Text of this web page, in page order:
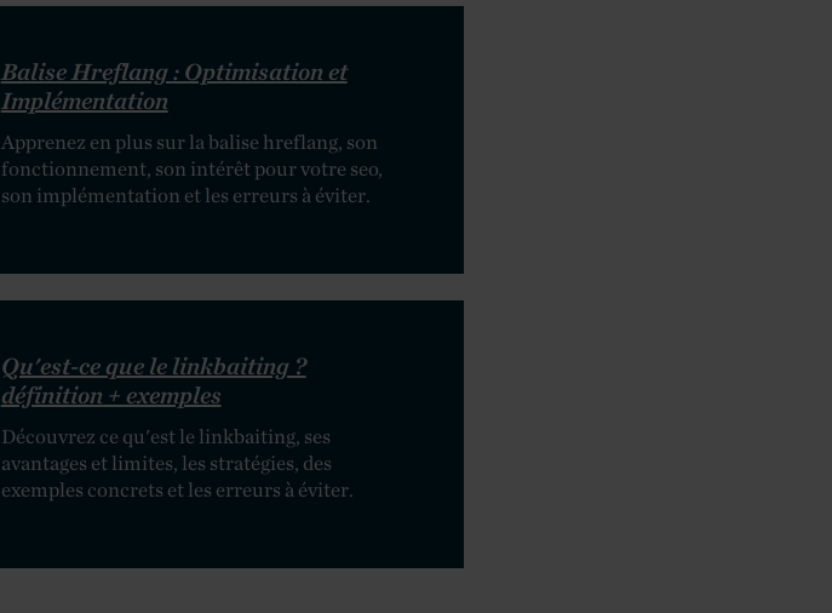
Balise Hreflang : Optimisation et
Implémentation
Apprenez en plus sur la balise hreflang, son
fonctionnement, son intérêt pour votre seo,
son implémentation et les erreurs à éviter.
Qu'est-ce que le linkbaiting ?
définition + exemples
Découvrez ce qu'est le linkbaiting, ses
avantages et limites, les stratégies, des
exemples concrets et les erreurs à éviter.